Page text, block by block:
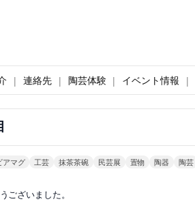
連絡先 陶芸体験 イベント情報
アマグ 工芸 抹茶茶碗 民芸展 置物 陶器 陶芸
ございました。